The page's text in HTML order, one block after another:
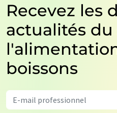
Recevez les
actualités
boissons